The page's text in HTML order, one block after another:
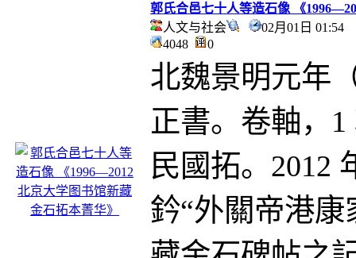
郭氏合邑七十人等造石像 《
人文与社会
02月01日 01:54
4048
0
北魏景明元年
正書。卷軸，1
民國拓。2012
鈐“外關帝港康